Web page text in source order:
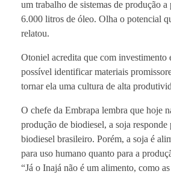
um trabalho de sistemas de produção a
6.000 litros de óleo. Olha o potencial
relatou.
Otoniel acredita que com investimento
possível identificar materiais
tornar ela uma cultura de alta
O chefe da Embrapa lembra que hoje
produção de biodiesel, a soja
biodiesel brasileiro. Porém, a soja é
para uso humano quanto para a
“Já o Inajá não é um alimento, como